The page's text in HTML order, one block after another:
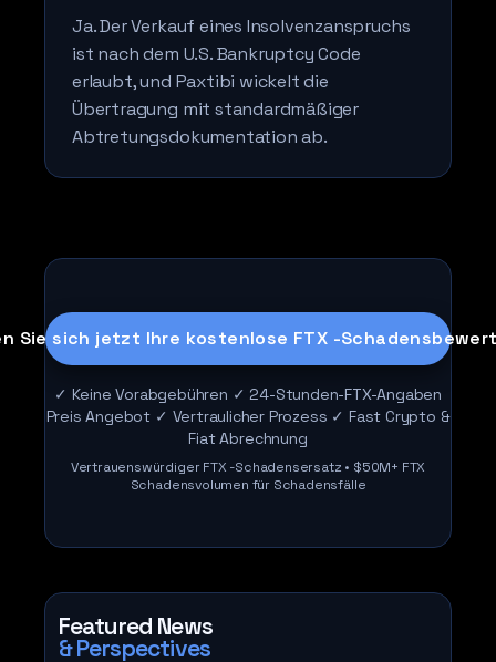
Ja. Der Verkauf eines Insolvenzanspruchs
ist nach dem U.S. Bankruptcy Code
erlaubt, und Paxtibi wickelt die
Übertragung mit standardmäßiger
Abtretungsdokumentation ab.
Sie sich jetzt Ihre kostenlose FTX -
✓ Keine Vorabgebühren ✓ 24-Stunden-FTX-Angaben
Preis Angebot ✓ Vertraulicher Prozess ✓ Fast Crypto &
Fiat Abrechnung
Vertrauenswürdiger FTX -Schadensersatz • $50M+ FTX
Schadensvolumen für Schadensfälle
Featured News
& Perspectives